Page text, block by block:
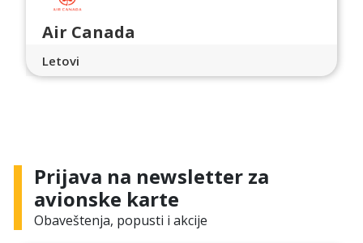
Air Canada
Letovi
Prijava na newsletter za
avionske karte
Obaveštenja, popusti i akcije